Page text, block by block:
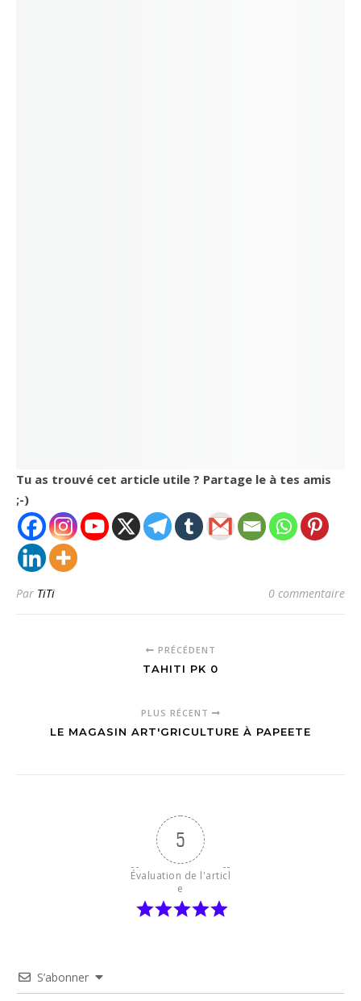
Tu as trouvé cet article utile ? Partage le à tes amis
;-)
Par TiTi 0 commentaire
PRÉCÉDENT
TAHITI PK 0
PLUS RÉCENT
LE MAGASIN ART'GRICULTURE À PAPEETE
5
Évaluation de l'articl
e
S’abonner